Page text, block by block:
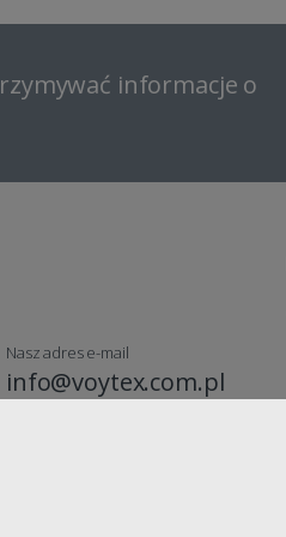
informacje o
Nasz adres e-mail
info@voytex.com.pl